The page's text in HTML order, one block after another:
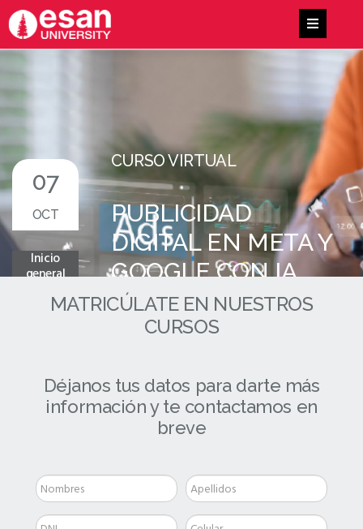
07
OCT
Inicio
general
CURSO VIRTUAL
PUBLICIDAD
DIGITAL EN META Y
GOOGLE CON IA
PARA
ESTUDIANTES
MATRICÚLATE EN NUESTROS
CURSOS
Déjanos tus datos para darte más
información y te contactamos en
breve